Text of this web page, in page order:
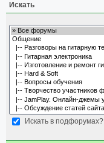
Искать
Искать в подфорумах?